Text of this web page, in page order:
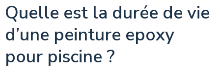
Quelle est la durée de vie
d’une peinture epoxy
pour piscine ?